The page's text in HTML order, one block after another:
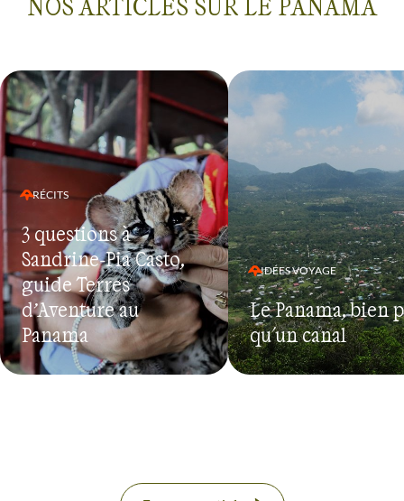
RÉCITS
3 questions à
Sandrine-Pia Casto,
guide Terres
d’Aventure au
Panama
IDÉES VOYAGE
Le Panama, bien
qu'un canal